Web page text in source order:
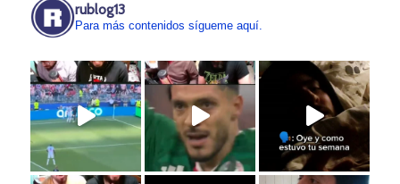
rublog13
Para más contenidos sígueme aquí.